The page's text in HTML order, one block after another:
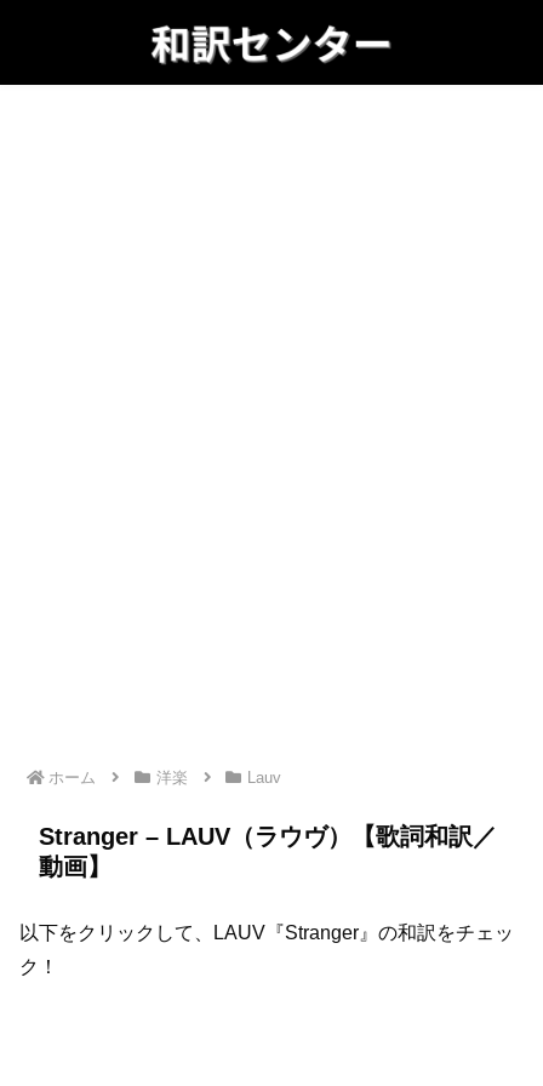
ホーム 洋楽 Lauv
Stranger – LAUV（ラウヴ）【歌詞和訳／
動画】
以下をクリックして、LAUV『Stranger』の和訳をチェッ
ク！